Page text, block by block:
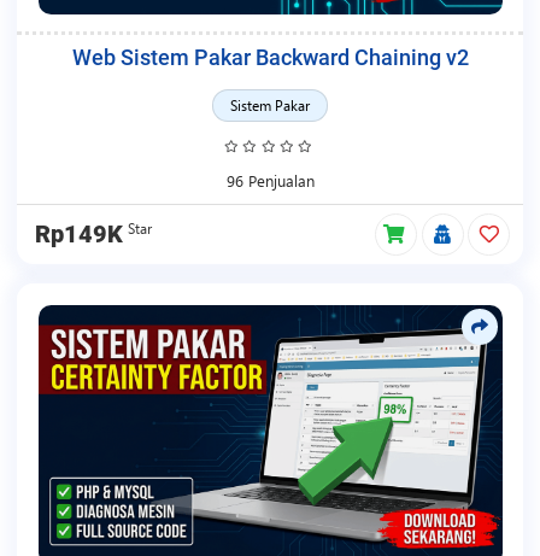
Web Sistem Pakar Backward Chaining v2
Sistem Pakar
96 Penjualan
Rp149K Star